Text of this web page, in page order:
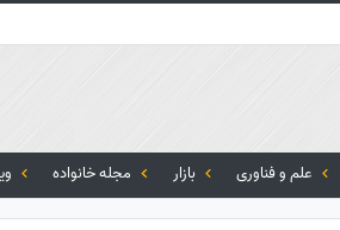
علم و فناوری بازار مجله خانواده